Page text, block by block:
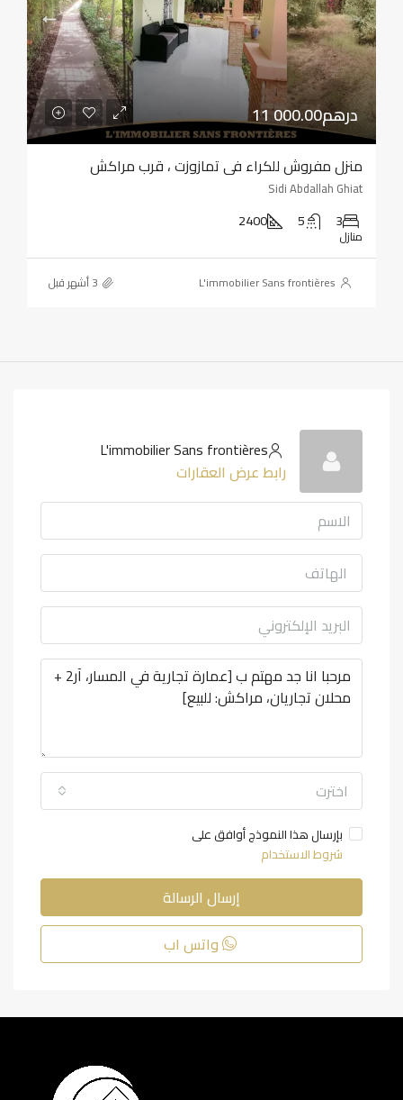
11 000.00درهم
منزل مفروش للكراء في تمازوزت ، قرب مراكش
Sidi Abdallah Ghiat
3
5
2400
منازل
L'immobilier Sans frontières
L'immobilier Sans frontières
رابط عرض العقارات
اخترت
بإرسال هذا النموذج أوافق على
شروط الاستخدام
إرسال الرسالة
واتس اب